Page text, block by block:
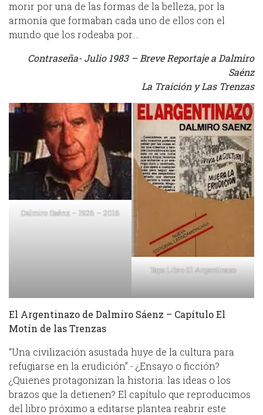
morir por una de las formas de la belleza, por la
armonía que formaban cada uno de ellos con el
mundo que los rodeaba por….
Contraseña- Julio 1983 – Breve Reportaje a Dalmiro
Saénz
La Traición y Las Trenzas
Dalmiro Saénz – 1926 – 2016
Tapa Libro El Argentinazo
El Argentinazo de Dalmiro Sáenz – Capítulo El
Motín de las Trenzas
“Una civilización asustada huye de la cultura para
refugiarse en la erudición”.- ¿Ensayo o ficción?
¿Quienes protagonizan la historia: las ideas o los
brazos que la detienen? El capítulo que reproducimos
del libro próximo a editarse plantea reabrir este